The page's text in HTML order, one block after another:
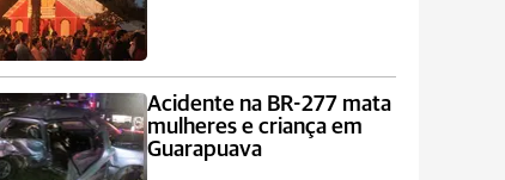
Acidente na BR-277 mata
mulheres e criança em
Guarapuava